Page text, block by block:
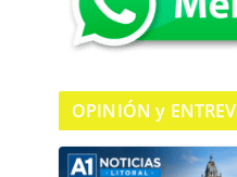
OPINIÓN y